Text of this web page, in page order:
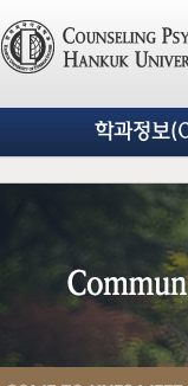
학과정보